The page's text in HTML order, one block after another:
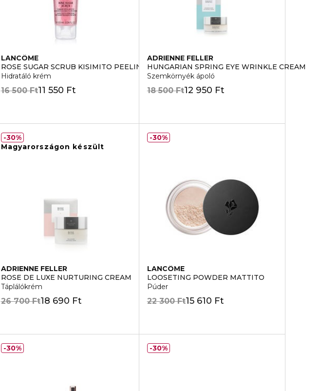
LANCÔME
ROSE SUGAR SCRUB KISIMITO PEELING AZ ERZEKENYBORRE
Hidratáló krém
11 550 Ft
16 500 Ft
ADRIENNE FELLER
HUNGARIAN SPRING EYE WRINKLE CREAM
Szemkörnyék ápoló
12 950 Ft
18 500 Ft
Magyarországon készült
ADRIENNE FELLER
ROSE DE LUXE NURTURING CREAM
Táplálókrém
18 690 Ft
26 700 Ft
30%
LANCÔME
LOOSETING POWDER MATTITO
Púder
15 610 Ft
22 300 Ft
30%
30% 30%